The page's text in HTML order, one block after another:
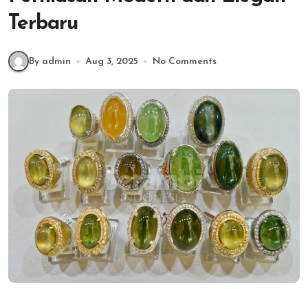
Terbaru
By admin Aug 3, 2025 No Comments